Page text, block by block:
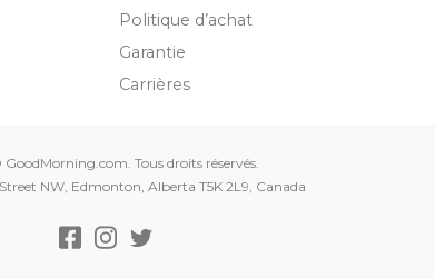
Politique d’achat
Garantie
Carrières
Tous droits réservés.
NW, Edmonton, Alberta T5K 2L9, Canada